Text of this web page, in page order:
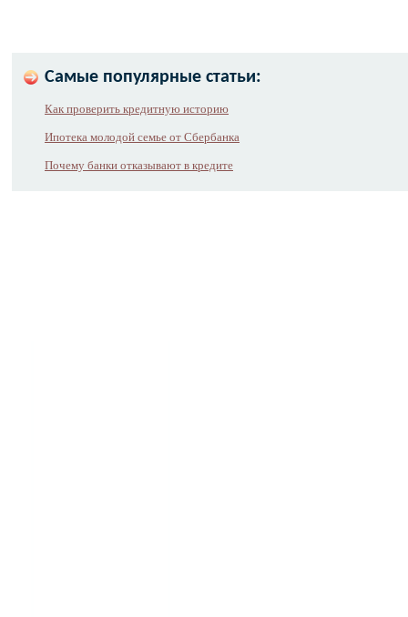
Самые популярные статьи:
Как проверить кредитную историю
Ипотека молодой семье от Сбербанка
Почему банки отказывают в кредите